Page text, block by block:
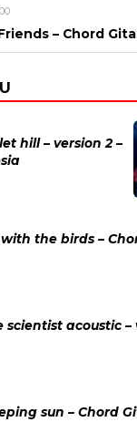
– Chord
hill – version 2 –
the birds –
acoustic –
sun – Chord